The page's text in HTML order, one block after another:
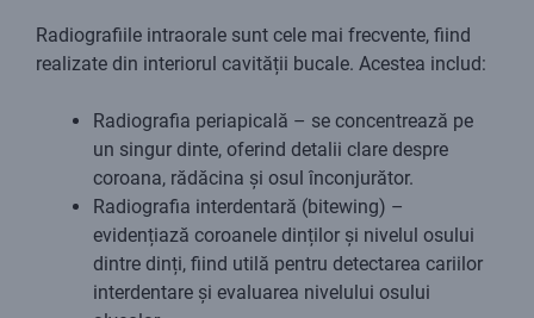
Radiografiile intraorale sunt cele mai frecvente, fiind
realizate din interiorul cavității bucale. Acestea includ:
Radiografia periapicală – se concentrează pe
un singur dinte, oferind detalii clare despre
coroana, rădăcina și osul înconjurător.
Radiografia interdentară (bitewing) –
evidențiază coroanele dinților și nivelul osului
dintre dinți, fiind utilă pentru detectarea cariilor
interdentare și evaluarea nivelului osului